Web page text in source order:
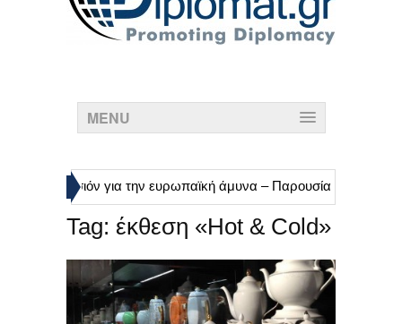
MENU
της Κομισιόν για την ευρωπαϊκή άμυνα – Παρουσία στη DEFEA
Tag: έκθεση «Hot & Cold»